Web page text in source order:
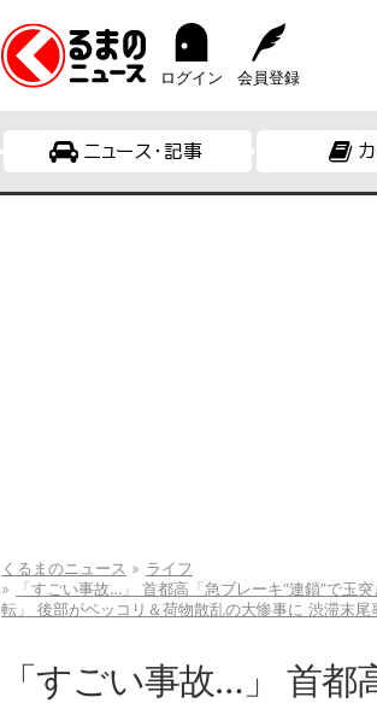
ログイン 会員登録
ニュース・記事
くるまのニュース
ライフ
「すごい事故…」 首都高「急ブレーキ“連鎖”で玉
転」 後部がベッコリ＆荷物散乱の大惨事に 渋滞末尾
「すごい事故…」 首都